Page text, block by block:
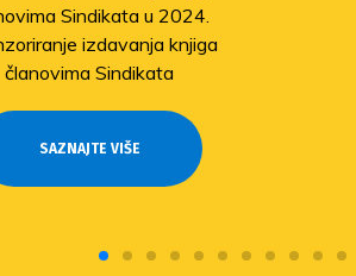
Sindikata u 2024.
izdavanja knjiga
članovima Sindikata
SAZNAJTE VIŠE